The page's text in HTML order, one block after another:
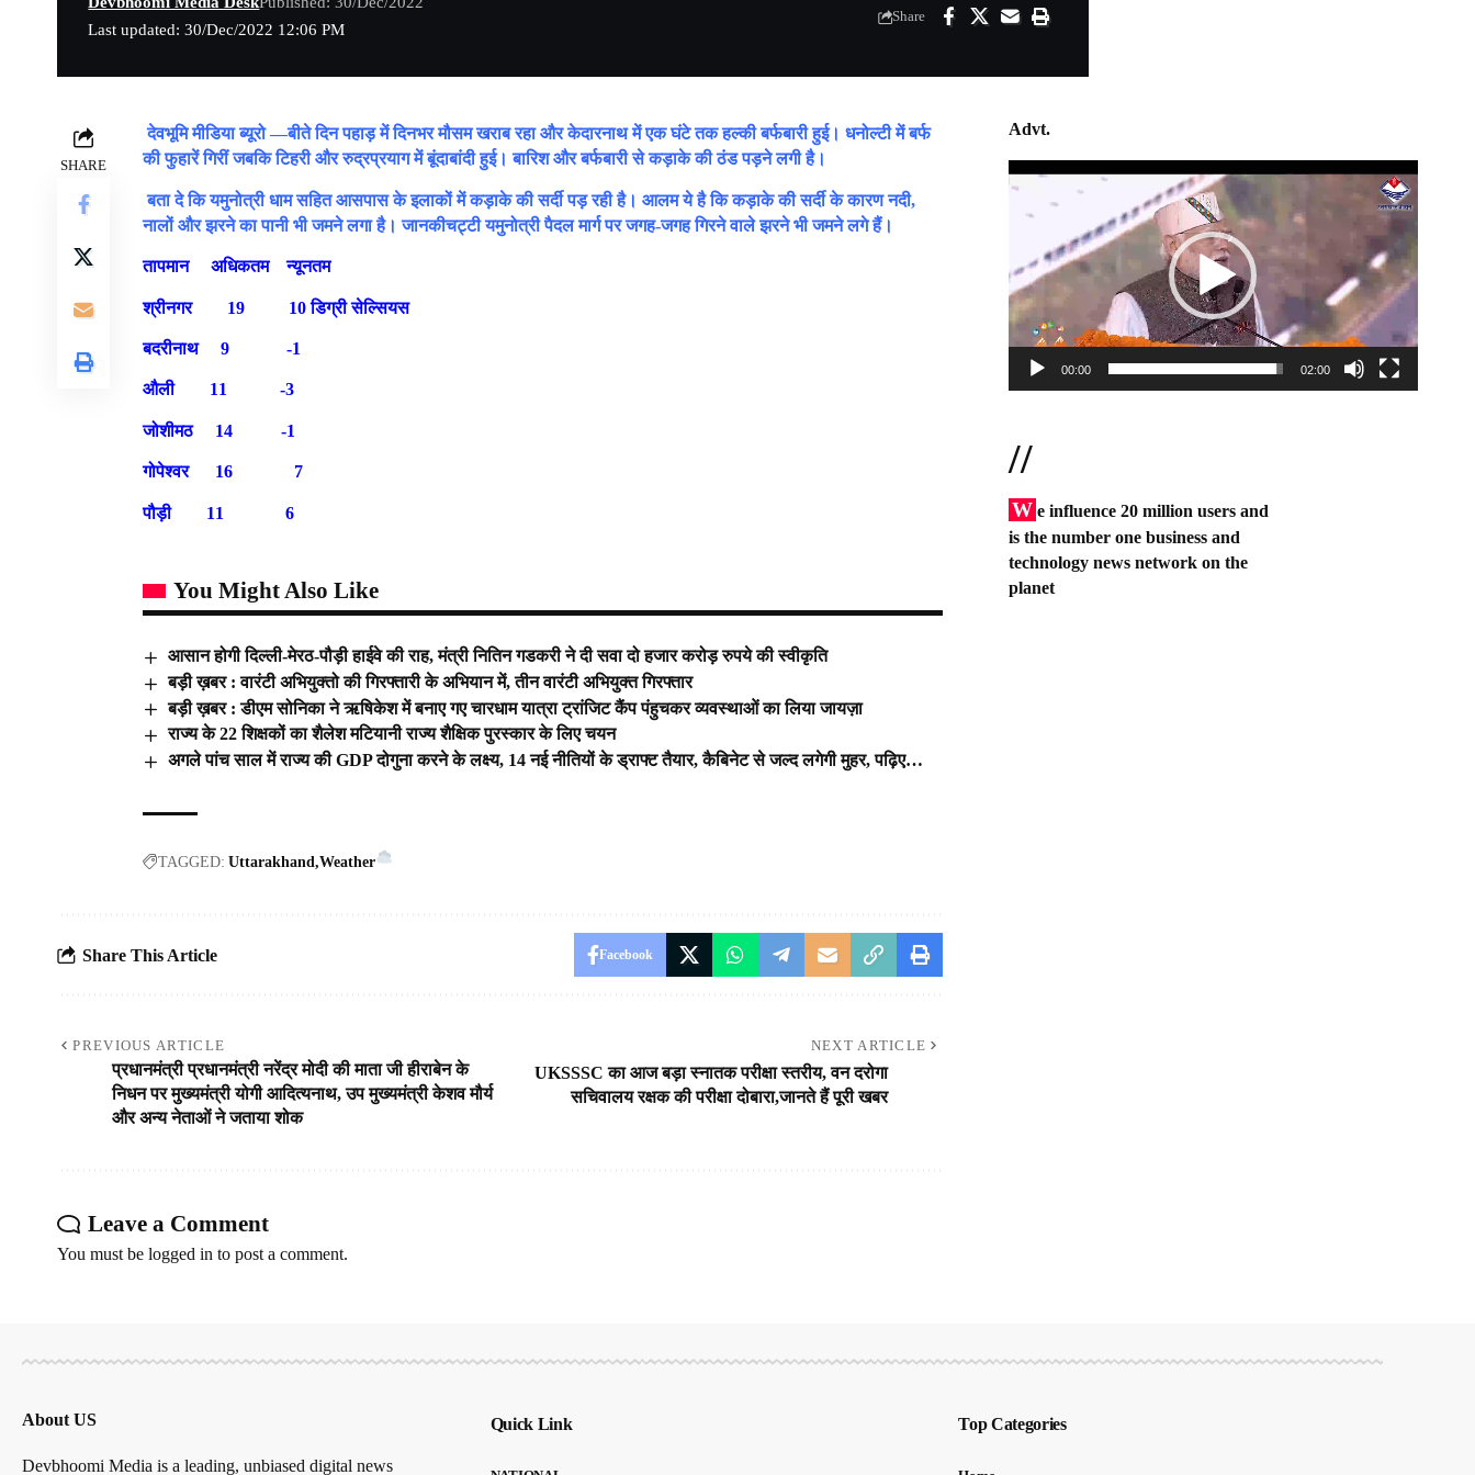
Last updated: 30/Dec/2022 12:06 PM
Share
SHARE
देवभूमि मीडिया ब्यूरो —बीते दिन पहाड़ में दिनभर मौसम खराब रहा और केदारनाथ में एक घंटे तक हल्की बर्फबारी हुई। धनोल्टी में बर्फ
की फुहारें गिरीं जबकि टिहरी और रुद्रप्रयाग में बूंदाबांदी हुई। बारिश और बर्फबारी से कड़ाके की ठंड पड़ने लगी है।
बता दे कि यमुनोत्री धाम सहित आसपास के इलाकों में कड़ाके की सर्दी पड़ रही है। आलम ये है कि कड़ाके की सर्दी के कारण नदी,
नालों और झरने का पानी भी जमने लगा है। जानकीचट्टी यमुनोत्री पैदल मार्ग पर जगह-जगह गिरने वाले झरने भी जमने लगे हैं।
तापमान अधिकतम न्यूनतम
श्रीनगर 19 10 डिग्री सेल्सियस
बदरीनाथ 9 -1
औली 11 -3
जोशीमठ 14 -1
गोपेश्वर 16 7
पौड़ी 11 6
You Might Also Like
आसान होगी दिल्ली-मेरठ-पौड़ी हाईवे की राह, मंत्री नितिन गडकरी ने दी सवा दो हजार करोड़ रुपये की स्वीकृति
बड़ी ख़बर : वारंटी अभियुक्तो की गिरफ्तारी के अभियान में, तीन वारंटी अभियुक्त गिरफ्तार
बड़ी ख़बर : डीएम सोनिका ने ऋषिकेश में बनाए गए चारधाम यात्रा ट्रांजिट कैंप पंहुचकर व्यवस्थाओं का लिया जायज़ा
राज्य के 22 शिक्षकों का शैलेश मटियानी राज्य शैक्षिक पुरस्कार के लिए चयन
अगले पांच साल में राज्य की GDP दोगुना करने के लक्ष्य, 14 नई नीतियों के ड्राफ्ट तैयार, कैबिनेट से जल्द लगेगी मुहर, पढ़िए…
TAGGED: Uttarakhand Weather
Share This Article Facebook
PREVIOUS ARTICLE
प्रधानमंत्री प्रधानमंत्री नरेंद्र मोदी की माता जी हीराबेन के
निधन पर मुख्यमंत्री योगी आदित्यनाथ, उप मुख्यमंत्री केशव मौर्य
और अन्य नेताओं ने जताया शोक
NEXT ARTICLE
UKSSSC का आज बड़ा स्नातक परीक्षा स्तरीय, वन दरोगा
सचिवालय रक्षक की परीक्षा दोबारा,जानते हैं पूरी खबर
Leave a Comment
You must be logged in to post a comment.
Advt.
Video
00:00 02:00
//
W e influence 20 million users and
is the number one business and
technology news network on the
planet
About US
Devbhoomi Media is a leading, unbiased digital news
Quick Link Top Categories